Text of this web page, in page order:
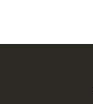
uzunluğu 10 cm